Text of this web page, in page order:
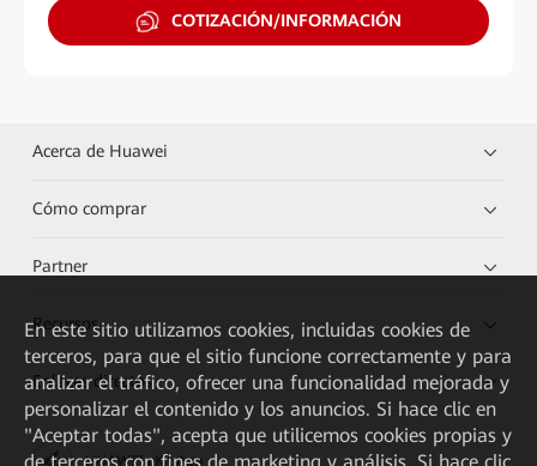
COTIZACIÓN/INFORMACIÓN
Acerca de Huawei
Cómo comprar
Partner
Recursos
Enlaces directos
HUAWEI eKit App
En este sitio utilizamos cookies, incluidas cookies de
terceros, para que el sitio funcione correctamente y para
analizar el tráfico, ofrecer una funcionalidad mejorada y
personalizar el contenido y los anuncios. Si hace clic en
"Aceptar todas", acepta que utilicemos cookies propias y